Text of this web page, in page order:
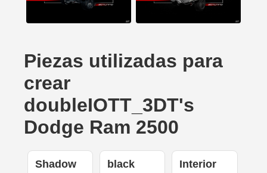
Piezas utilizadas para
crear
doubleIOTT_3DT's
Dodge Ram 2500
Shadow black Interior